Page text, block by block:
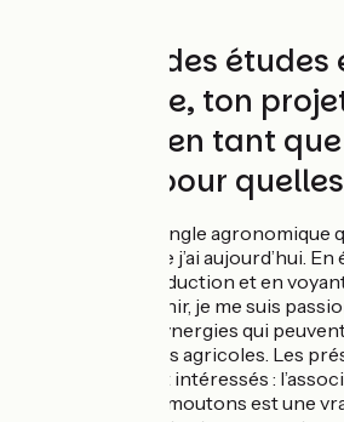
Tu as fait des études
agronomie, ton
t'installer en tant
de cidre, pour
C’est vraiment l’angle agronomique
les réflexions que j’ai aujourd’hui.
systèmes de production et en
agriculture d’avenir, je me suis
symbioses, les synergies qui
dans les systèmes agricoles. Les
particulièrement intéressés :
pommiers et les moutons est une